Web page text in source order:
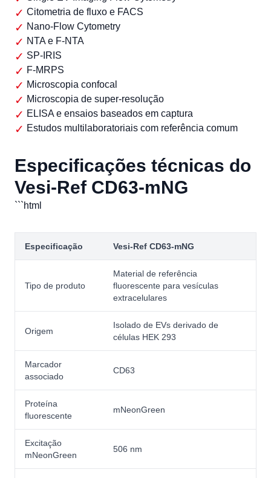
Citometria de fluxo e FACS
Nano-Flow Cytometry
NTA e F-NTA
SP-IRIS
F-MRPS
Microscopia confocal
Microscopia de super-resolução
ELISA e ensaios baseados em captura
Estudos multilaboratoriais com referência comum
Especificações técnicas do
Vesi-Ref CD63-mNG
```html
Especificação Vesi-Ref CD63-mNG
Tipo de produto
Material de referência
fluorescente para vesículas
extracelulares
Origem
Isolado de EVs derivado de
células HEK 293
Marcador
associado
CD63
Proteína
fluorescente
mNeonGreen
Excitação
mNeonGreen
506 nm